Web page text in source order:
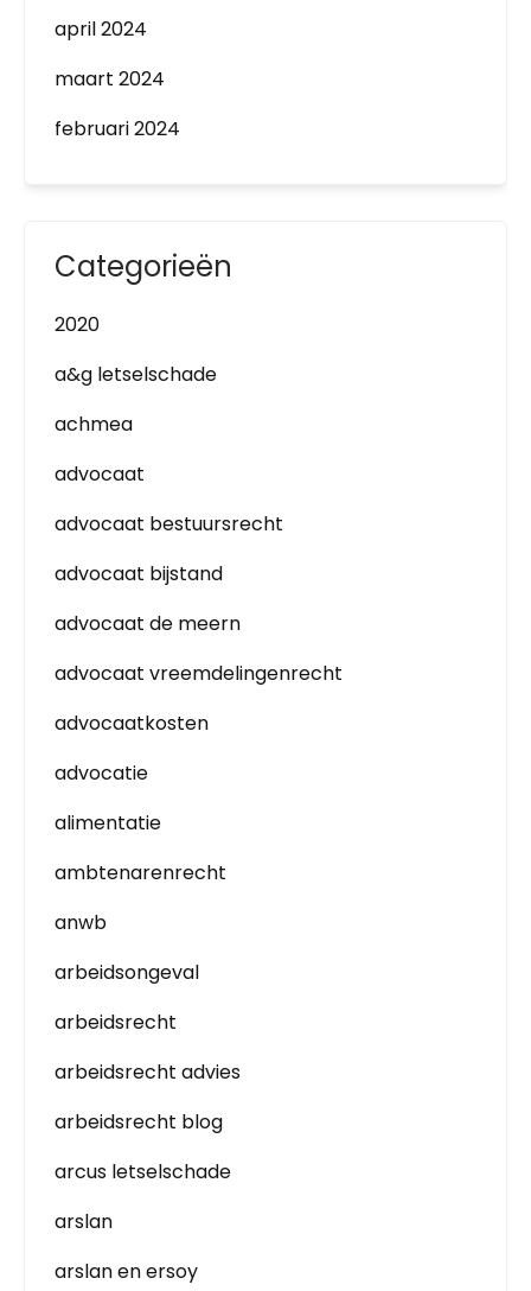
april 2024
maart 2024
februari 2024
Categorieën
2020
a&g letselschade
achmea
advocaat
advocaat bestuursrecht
advocaat bijstand
advocaat de meern
advocaat vreemdelingenrecht
advocaatkosten
advocatie
alimentatie
ambtenarenrecht
anwb
arbeidsongeval
arbeidsrecht
arbeidsrecht advies
arbeidsrecht blog
arcus letselschade
arslan
arslan en ersoy